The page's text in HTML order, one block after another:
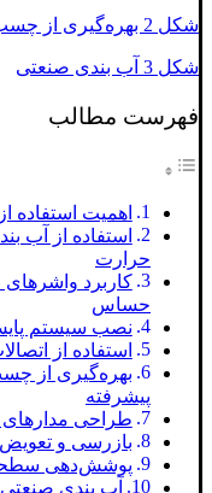
شکل 2 بهره‌گیری از چسب‌ و درزگیرها
شکل 3 آب‌ بندی صنعتی
فهرست مطالب
اهمیت
استفاده از آب
حرارت
کاربرد
حساس
نصب سیستم
استفاده از
بهره‌گیری از
پیشرفته
طراحی مدارهای
بازرسی و
پوشش‌دهی
آب‌ بندی